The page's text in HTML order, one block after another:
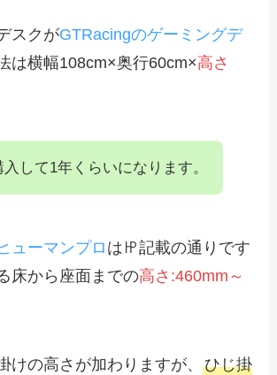
スクがGTRacingのゲーミングデ
は横幅108cm×奥行60cm×高さ
入して1年くらいになります。
ューマンプロ は㏋記載の通りです
床から座面までの高さ:460mm～
けの高さが加わりますが、ひじ掛